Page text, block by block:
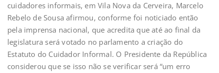
cuidadores informais, em Vila Nova da Cerveira, Marcelo
Rebelo de Sousa afirmou, conforme foi noticiado então
pela imprensa nacional, que acredita que até ao final da
legislatura será votado no parlamento a criação do
Estatuto do Cuidador Informal. O Presidente da República
considerou que se isso não se verificar será “um erro